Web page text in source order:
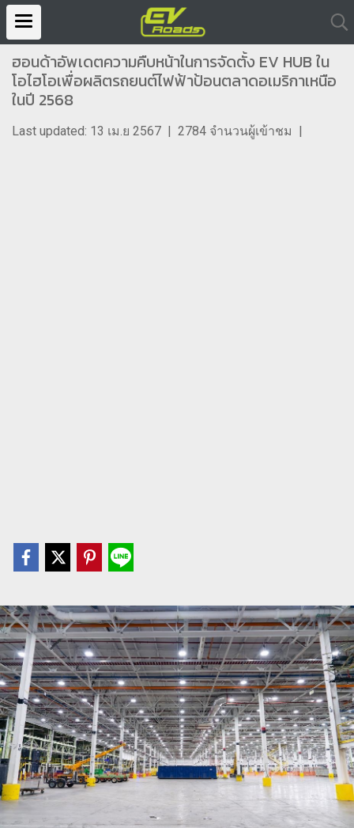
ฮอนด้าอัพเดตความคืบหน้าในการจัดตั้ง EV HUB ใน
โอไฮโอเพื่อผลิตรถยนต์ไฟฟ้าป้อนตลาดอเมริกาเหนือ
ในปี 2568
Last updated: 13 เม.ย 2567 | 2784 จำนวนผู้เข้าชม |